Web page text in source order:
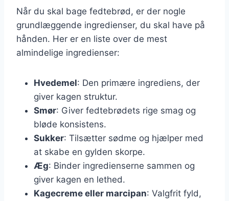
Når du skal bage fedtebrød, er der nogle
grundlæggende ingredienser, du skal have på
hånden. Her er en liste over de mest
almindelige ingredienser:
Hvedemel: Den primære ingrediens, der
giver kagen struktur.
Smør: Giver fedtebrødets rige smag og
bløde konsistens.
Sukker: Tilsætter sødme og hjælper med
at skabe en gylden skorpe.
Æg: Binder ingredienserne sammen og
giver kagen en lethed.
Kagecreme eller marcipan: Valgfrit fyld,